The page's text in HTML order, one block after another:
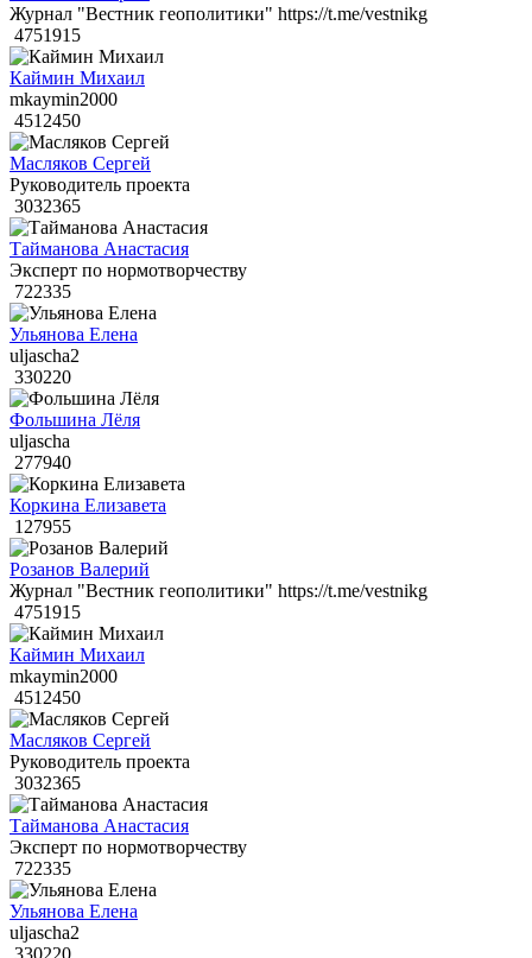
Журнал "Вестник геополитики" https://t.me/vestnikg
4751915
Каймин Михаил
mkaymin2000
4512450
Масляков Сергей
Руководитель проекта
3032365
Тайманова Анастасия
Эксперт по нормотворчеству
722335
Ульянова Елена
uljascha2
330220
Фольшина Лёля
uljascha
277940
Коркина Елизавета
127955
Розанов Валерий
Журнал "Вестник геополитики" https://t.me/vestnikg
4751915
Каймин Михаил
mkaymin2000
4512450
Масляков Сергей
Руководитель проекта
3032365
Тайманова Анастасия
Эксперт по нормотворчеству
722335
Ульянова Елена
uljascha2